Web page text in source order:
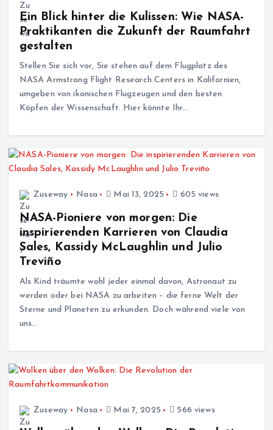
Ein Blick hinter die Kulissen: Wie NASA-
Praktikanten die Zukunft der Raumfahrt
gestalten
Stellen Sie sich vor, Sie stehen auf dem Flugplatz des
NASA Armstrong Flight Research Centers in Kalifornien,
umgeben von ikonischen Flugzeugen und den besten
Köpfen der Wissenschaft. Hier könnte Ihr…
Zuseway Nasa Mai 13, 2025 605 views
NASA-Pioniere von morgen: Die
inspirierenden Karrieren von Claudia
Sales, Kassidy McLaughlin und Julio
Treviño
Als Kind träumte wohl jeder einmal davon, Astronaut zu
werden oder bei NASA zu arbeiten – die ferne Welt der
Sterne und Planeten zu erkunden. Doch während viele von
uns…
Zuseway Nasa Mai 7, 2025 566 views